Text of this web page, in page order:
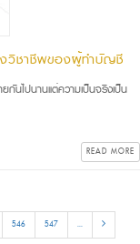
งวิชาชีพของผู้ทำบัญชี
ปนานแต่ความเป็นจริงเป็น
READ MORE
546 547 ...